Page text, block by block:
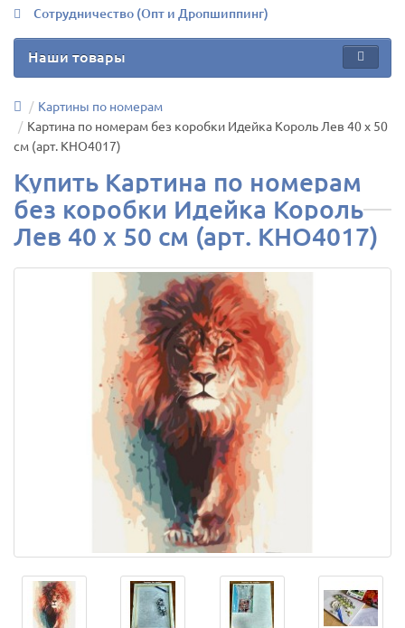
Сотрудничество (Опт и Дропшиппинг)
Наши товары
Картины по номерам
Картина по номерам без коробки Идейка Король Лев 40 х 50
см (арт. KHO4017)
Купить Картина по номерам
без коробки Идейка Король
Лев 40 х 50 см (арт. KHO4017)